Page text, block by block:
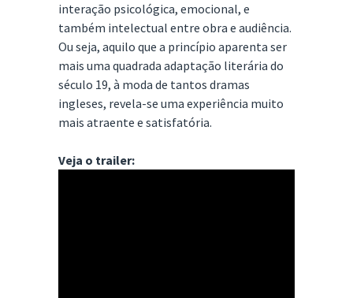
interação psicológica, emocional, e
também intelectual entre obra e audiência.
Ou seja, aquilo que a princípio aparenta ser
mais uma quadrada adaptação literária do
século 19, à moda de tantos dramas
ingleses, revela-se uma experiência muito
mais atraente e satisfatória.
Veja o trailer: